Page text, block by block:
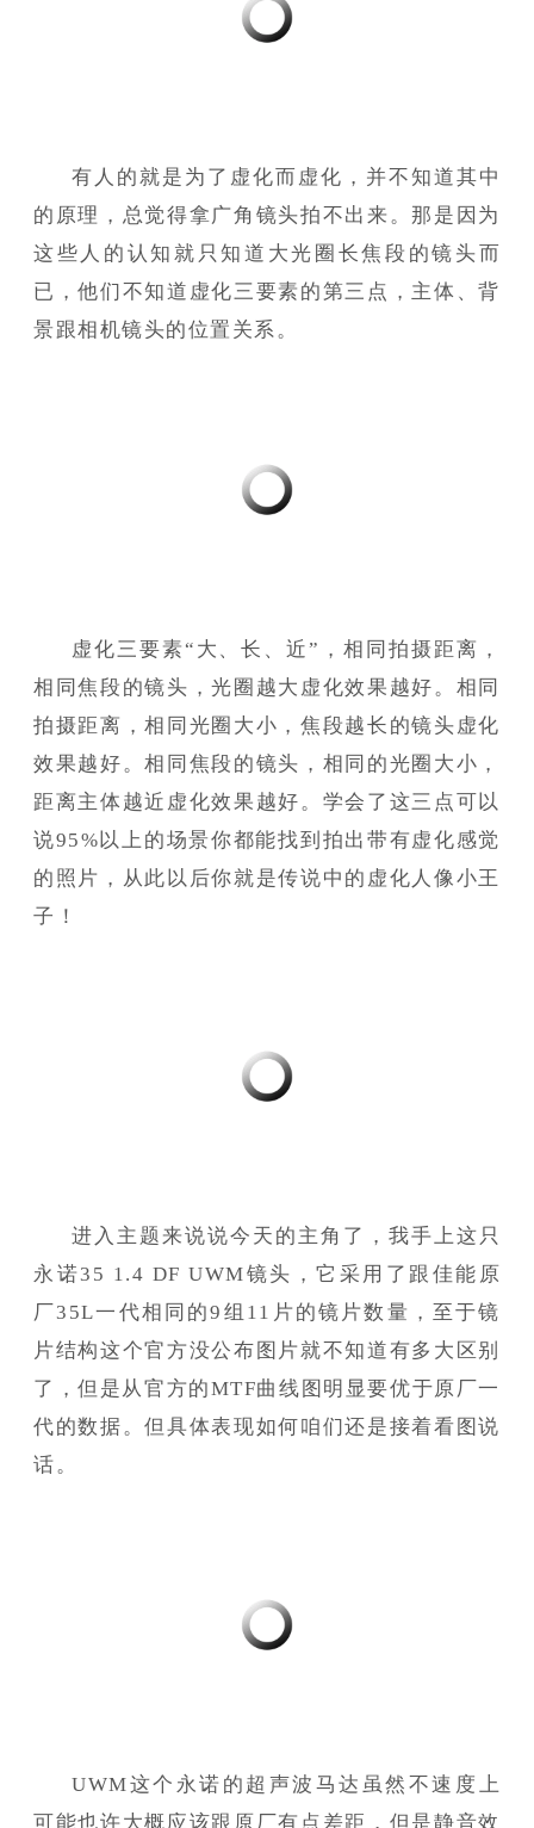
有人的就是为了虚化而虚化，并不知道其中
的原理，总觉得拿广角镜头拍不出来。那是因为
这些人的认知就只知道大光圈长焦段的镜头而
已，他们不知道虚化三要素的第三点，主体、背
景跟相机镜头的位置关系。
虚化三要素“大、长、近”，相同拍摄距离，
相同焦段的镜头，光圈越大虚化效果越好。相同
拍摄距离，相同光圈大小，焦段越长的镜头虚化
效果越好。相同焦段的镜头，相同的光圈大小，
距离主体越近虚化效果越好。学会了这三点可以
说95%以上的场景你都能找到拍出带有虚化感觉
的照片，从此以后你就是传说中的虚化人像小王
进入主题来说说今天的主角了，我手上这只
永诺35 1.4 DF UWM镜头，它采用了跟佳能原
厂35L一代相同的9组11片的镜片数量，至于镜
片结构这个官方没公布图片就不知道有多大区别
了，但是从官方的MTF曲线图明显要优于原厂一
代的数据。但具体表现如何咱们还是接着看图说
UWM这个永诺的超声波马达虽然不速度上